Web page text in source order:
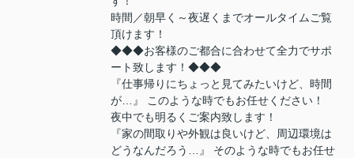
時間／朝早く～夜遅くまでオールタイムご覧
頂けます！
◆◆◆お客様のご都合に合わせて全力でサポ
ート致します！◆◆◆
『仕事帰りにちょっと見てみたいけど、時間
が…』 このような時でもお任せください！
夜中でも明るくご案内致します！
『家の間取りや外観は良いけど、周辺環境は
どうなんだろう…』 そのような時でもお任せ